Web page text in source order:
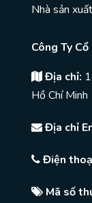
Nhà sản
Công Ty
Địa chỉ:
Hồ Chí Minh
Địa chỉ
Điện
Mã số